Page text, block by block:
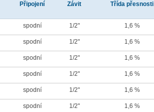
Připojení Závit Třída přesnosti
spodní 1/2" 1,6 %
spodní 1/2" 1,6 %
spodní 1/2" 1,6 %
spodní 1/2" 1,6 %
spodní 1/2" 1,6 %
spodní 1/2" 1,6 %